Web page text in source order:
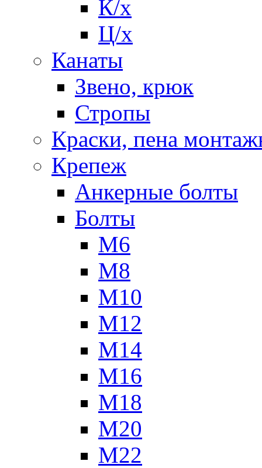
К/х
Ц/х
Канаты
Звено, крюк
Стропы
Краски, пена
Крепеж
Анкерные болты
Болты
М6
М8
М10
М12
М14
М16
М18
М20
М22